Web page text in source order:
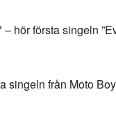
hör första singeln
singeln från Moto